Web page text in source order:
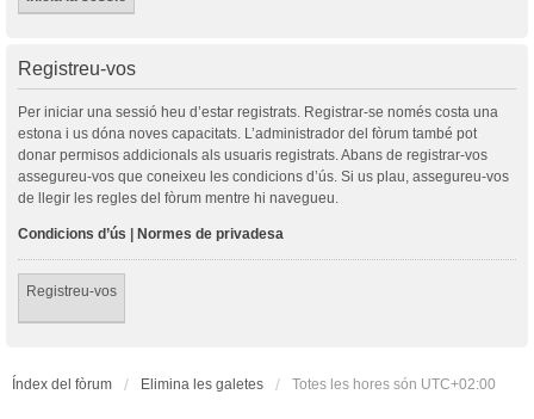
Registreu-vos
Per iniciar una sessió heu d’estar registrats. Registrar-se només costa una
estona i us dóna noves capacitats. L’administrador del fòrum també pot
donar permisos addicionals als usuaris registrats. Abans de registrar-vos
assegureu-vos que coneixeu les condicions d’ús. Si us plau, assegureu-vos
de llegir les regles del fòrum mentre hi navegueu.
Condicions d’ús | Normes de privadesa
Registreu-vos
Índex del fòrum Elimina les galetes Totes les hores són UTC+02:00